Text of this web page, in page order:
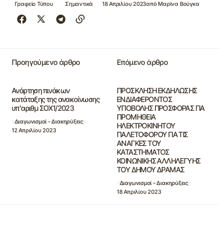
Γραφείο Τύπου Σημαντικά 18 Απριλίου 2023από Μαρίνα Βούγκα
Προηγούμενο άρθρο
Ανάρτηση πινάκων
κατάταξης της ανακοίνωσης
υπ'αριθμ ΣΟΧ1/2023
Διαγωνισμοί - Διακηρύξεις
12 Απριλίου 2023
Επόμενο άρθρο
ΠΡΟΣΚΛΗΣΗ ΕΚΔΗΛΩΣΗΣ
ΕΝΔΙΑΦΕΡΟΝΤΟΣ
ΥΠΟΒΟΛΗΣ ΠΡΟΣΦΟΡΑΣ ΓΙΑ
ΠΡΟΜΗΘΕΙΑ
ΗΛΕΚΤΡΟΚΙΝΗΤΟΥ
ΠΑΛΕΤΟΦΟΡΟΥ ΓΙΑ ΤΙΣ
ΑΝΑΓΚΕΣ ΤΟΥ
ΚΑΤΑΣΤΗΜΑΤΟΣ
ΚΟΙΝΩΝΙΚΗΣ ΑΛΛΗΛΕΓΥΗΣ
ΤΟΥ ΔΗΜΟΥ ΔΡΑΜΑΣ
Διαγωνισμοί - Διακηρύξεις
18 Απριλίου 2023